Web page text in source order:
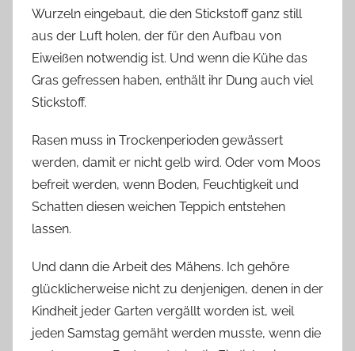
Wurzeln eingebaut, die den Stickstoff ganz still
aus der Luft holen, der für den Aufbau von
Eiweißen notwendig ist. Und wenn die Kühe das
Gras gefressen haben, enthält ihr Dung auch viel
Stickstoff.
Rasen muss in Trockenperioden gewässert
werden, damit er nicht gelb wird. Oder vom Moos
befreit werden, wenn Boden, Feuchtigkeit und
Schatten diesen weichen Teppich entstehen
lassen.
Und dann die Arbeit des Mähens. Ich gehöre
glücklicherweise nicht zu denjenigen, denen in der
Kindheit jeder Garten vergällt worden ist, weil
jeden Samstag gemäht werden musste, wenn die